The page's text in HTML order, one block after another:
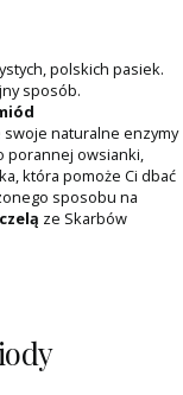
polskich pasiek.
sposób.
swoje naturalne enzymy
porannej owsianki,
która pomoże Ci dbać
sposobu na
ze Skarbów